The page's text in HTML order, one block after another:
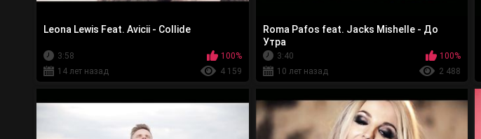
Leona Lewis Feat. Avicii - Collide
3:58
100%
14 лет назад
4 159
Roma Pafos feat. Jacks Mishelle - До
Утра
3:40
100%
10 лет назад
2 488